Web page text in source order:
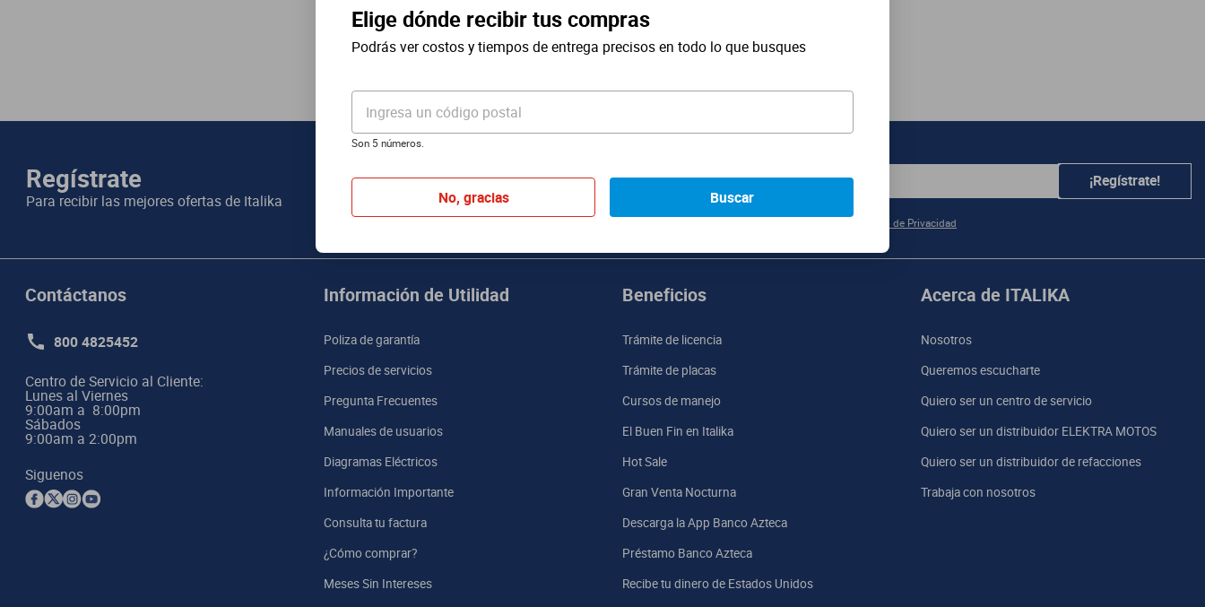
Elige dónde recibir tus compras
Podrás ver costos y tiempos de entrega precisos en todo lo que busques
Ingresa un código postal
Son 5 números.
No, gracias Buscar
Regístrate
Para recibir las mejores ofertas de Italika
¡Regístrate!
Aviso de Privacidad
Contáctanos
800 4825452
Centro de Servicio al Cliente:
Lunes al Viernes
9:00am a  8:00pm
Sábados
9:00am a 2:00pm
Siguenos
Información de Utilidad
Poliza de garantía
Precios de servicios
Pregunta Frecuentes
Manuales de usuarios
Diagramas Eléctricos
Información Importante
Consulta tu factura
¿Cómo comprar?
Meses Sin Intereses
Beneficios
Trámite de licencia
Trámite de placas
Cursos de manejo
El Buen Fin en Italika
Hot Sale
Gran Venta Nocturna
Descarga la App Banco Azteca
Préstamo Banco Azteca
Recibe tu dinero de Estados Unidos
Acerca de ITALIKA
Nosotros
Queremos escucharte
Quiero ser un centro de servicio
Quiero ser un distribuidor ELEKTRA MOTOS
Quiero ser un distribuidor de refacciones
Trabaja con nosotros